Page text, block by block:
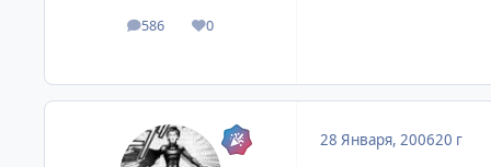
586
посты 0
Репутация
28 Января, 200620 г